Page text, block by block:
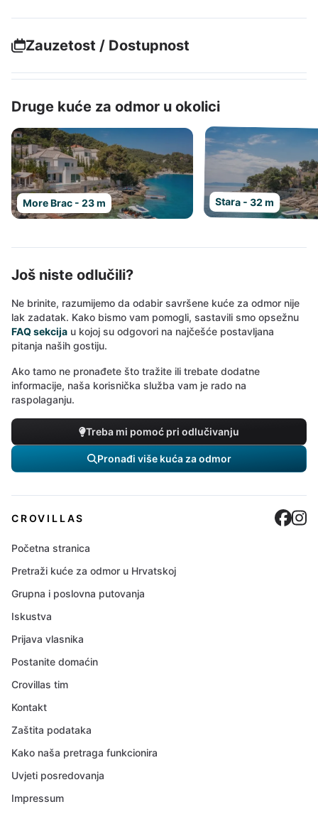
Zauzetost / Dostupnost
Druge kuće za odmor u okolici
More Brac - 23 m Stara - 32 m
Još niste odlučili?
Ne brinite, razumijemo da odabir savršene kuće za odmor nije
lak zadatak. Kako bismo vam pomogli, sastavili smo opsežnu
FAQ sekcija u kojoj su odgovori na najčešće postavljana
pitanja naših gostiju.
Ako tamo ne pronađete što tražite ili trebate dodatne
informacije, naša korisnička služba vam je rado na
raspolaganju.
Treba mi pomoć pri odlučivanju
Pronađi više kuća za odmor
CROVILLAS
Početna stranica
Pretraži kuće za odmor u Hrvatskoj
Grupna i poslovna putovanja
Iskustva
Prijava vlasnika
Postanite domaćin
Crovillas tim
Kontakt
Zaštita podataka
Kako naša pretraga funkcionira
Uvjeti posredovanja
Impressum